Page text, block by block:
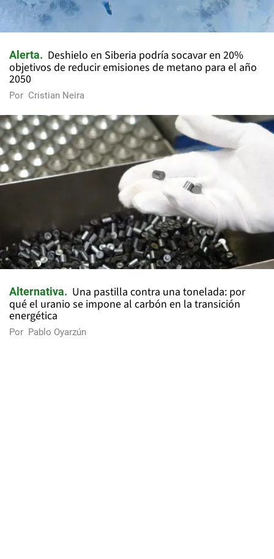
Alerta
Deshielo en Siberia podría socavar en 20%
objetivos de reducir emisiones de metano para el año
2050
Por Cristian Neira
Alternativa
Una pastilla contra una tonelada: por
qué el uranio se impone al carbón en la transición
energética
Por Pablo Oyarzún